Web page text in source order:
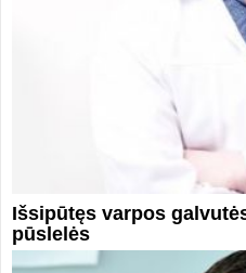
Išsipūtęs varpos
pūslelės